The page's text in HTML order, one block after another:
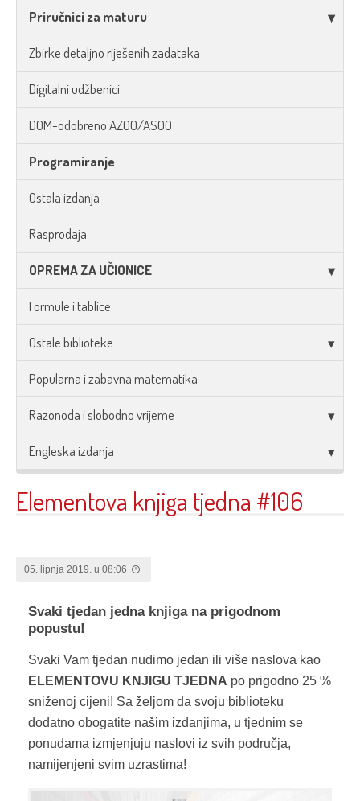
Priručnici za maturu
Zbirke detaljno riješenih zadataka
Digitalni udžbenici
DOM-odobreno AZOO/ASOO
Programiranje
Ostala izdanja
Rasprodaja
OPREMA ZA UČIONICE
Formule i tablice
Ostale biblioteke
Popularna i zabavna matematika
Razonoda i slobodno vrijeme
Engleska izdanja
Elementova knjiga tjedna #106
05. lipnja 2019. u 08:06
Svaki tjedan jedna knjiga na prigodnom
popustu!
Svaki Vam tjedan nudimo jedan ili više naslova kao
ELEMENTOVU KNJIGU TJEDNA po prigodno 25 %
sniženoj cijeni! Sa željom da svoju biblioteku
dodatno obogatite našim izdanjima, u tjednim se
ponudama izmjenjuju naslovi iz svih područja,
namijenjeni svim uzrastima!